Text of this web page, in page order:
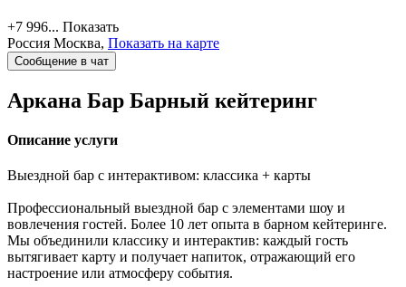
+7 996... Показать
Россия Москва, Показать на карте
Сообщение в чат
Аркана Бар Барный кейтеринг
Описание услуги
Выездной бар с интерактивом: классика + карты
Профессиональный выездной бар с элементами шоу и
вовлечения гостей. Более 10 лет опыта в барном кейтеринге.
Мы объединили классику и интерактив: каждый гость
вытягивает карту и получает напиток, отражающий его
настроение или атмосферу события.